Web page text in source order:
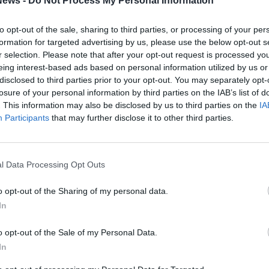
opt-out of the sale, sharing to third parties, or processing of your
for targeted advertising by us, please use the below opt-out
selection. Please note that after your opt-out request is processed
interest-based ads based on personal information utilized by us
to third parties prior to your opt-out. You may separately
of your personal information by third parties on the IAB’s list of
This information may also be disclosed by us to third parties on the
Participants that may further disclose it to other third parties.
Data Processing Opt Outs
opt-out of the Sharing of my personal data.
opt-out of the Sale of my Personal Data.
connesse alla tutela degli animali e al
formalmente ai Ministeri competenti copia
presentata prima del 20 marzo o di un atto
di una deroga valida, adottata attraverso
o altra fonte normativa di pari rango, e non
verbali.
le autorità competenti intervengano per
e l’applicazione uniforme della normativa su